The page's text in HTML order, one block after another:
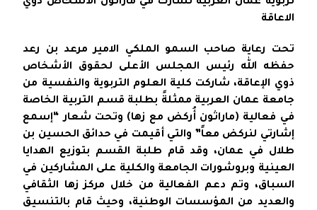
تربوية عمان العربية تشارك في ماراثون الأشخاص ذوي
الاعاقة
تحت رعاية صاحب السمو الملكي الامير مرعد بن رعد
حفظه الله رئيس المجلس الأعلى لحقوق الأشخاص
ذوي الإعاقة، شاركت كلية العلوم التربوية والنفسية من
جامعة عمان العربية ممثلةً بطلبة قسم التربية الخاصة
في فعالية (ماراثون أُركض مع زها) وتحت شعار “إسمع
إشارتي لنركض معاً” والتي أقيمت في حدائق الحسين بن
طلال في عمان، وقد قام طلبة القسم بتوزيع الهدايا
العينية وبروشورات الجامعة والكلية على المشاركين في
السباق، وتم دعم الفعالية من خلال مركز زها الثقافي
والعديد من المؤسسات الوطنية، وحيث قام بالتنسيق